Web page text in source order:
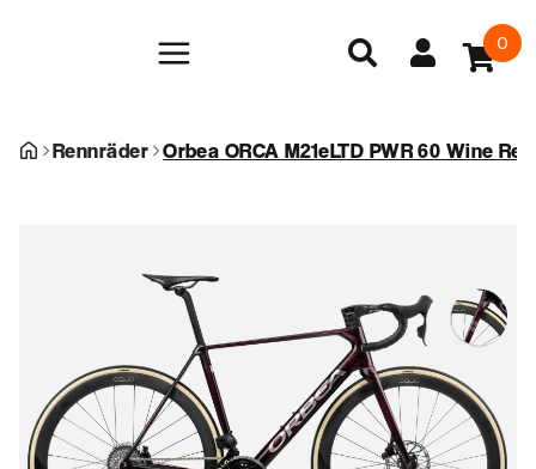
0
Rennräder Orbea ORCA M21eLTD PWR 60 Wine